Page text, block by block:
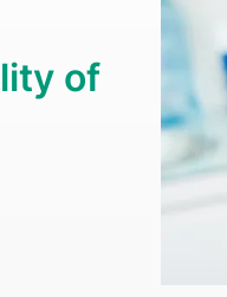
of